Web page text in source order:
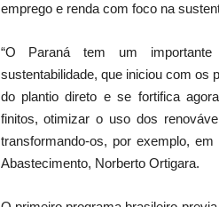
emprego e renda com foco na
“O Paraná tem um importante
sustentabilidade, que iniciou com os
do plantio direto e se fortifica
finitos, otimizar o uso dos
transformando-os, por exemplo,
Abastecimento, Norberto Ortigara.